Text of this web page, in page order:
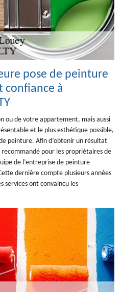
pose de peinture
confiance à
ou de votre appartement, mais aussi
et le plus esthétique possible,
peinture. Afin d’obtenir un résultat
pour les propriétaires de
de l’entreprise de peinture
dernière compte plusieurs années
services ont convaincu les